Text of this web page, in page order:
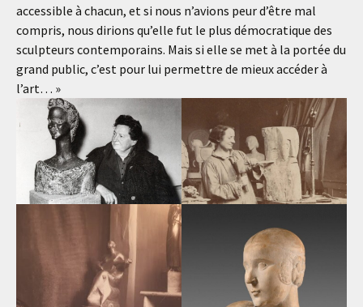
accessible à chacun, et si nous n’avions peur d’être mal
compris, nous dirions qu’elle fut le plus démocratique des
sculpteurs contemporains. Mais si elle se met à la portée du
grand public, c’est pour lui permettre de mieux accéder à
l’art… »